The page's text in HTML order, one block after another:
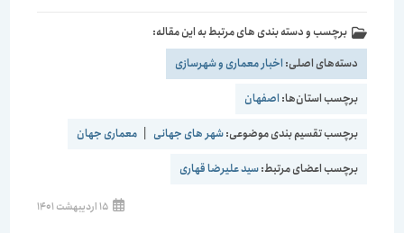
برچسب و دسته بندی های مرتبط به این مقاله:
دسته‌های اصلی:اخبار معماری و شهرسازی
برچسب استان‌ها:اصفهان
برچسب تقسیم بندی موضوعی:شهر های جهانی | معماری جهان
برچسب اعضای مرتبط:سید علیرضا قهاری
15 اردیبهشت 1401